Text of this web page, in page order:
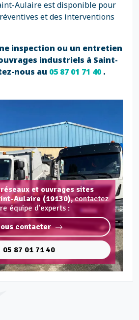
Aulaire est disponible pour
et des interventions
inspection ou un entretien
industriels à Saint-
nous au 05 87 01 71 40.
et ouvrages sites
Aulaire (19130),contactez
équipe d'experts :
contacter
05 87 01 71 40